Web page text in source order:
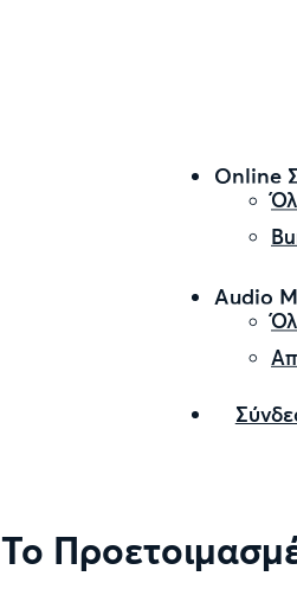
Online
Audio
Το